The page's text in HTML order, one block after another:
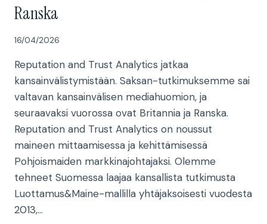
Ranska
16/04/2026
Reputation and Trust Analytics jatkaa
kansainvälistymistään. Saksan-tutkimuksemme sai
valtavan kansainvälisen mediahuomion, ja
seuraavaksi vuorossa ovat Britannia ja Ranska.
Reputation and Trust Analytics on noussut
maineen mittaamisessa ja kehittämisessä
Pohjoismaiden markkinajohtajaksi. Olemme
tehneet Suomessa laajaa kansallista tutkimusta
Luottamus&Maine-mallilla yhtäjaksoisesti vuodesta
2013,…